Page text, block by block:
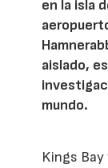
en la isla
aislado,
mundo.
Kings